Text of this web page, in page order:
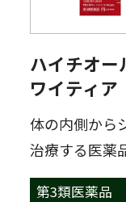
ハイチオー
ワイティア
体の内側から
治療する医薬
第3類医薬品